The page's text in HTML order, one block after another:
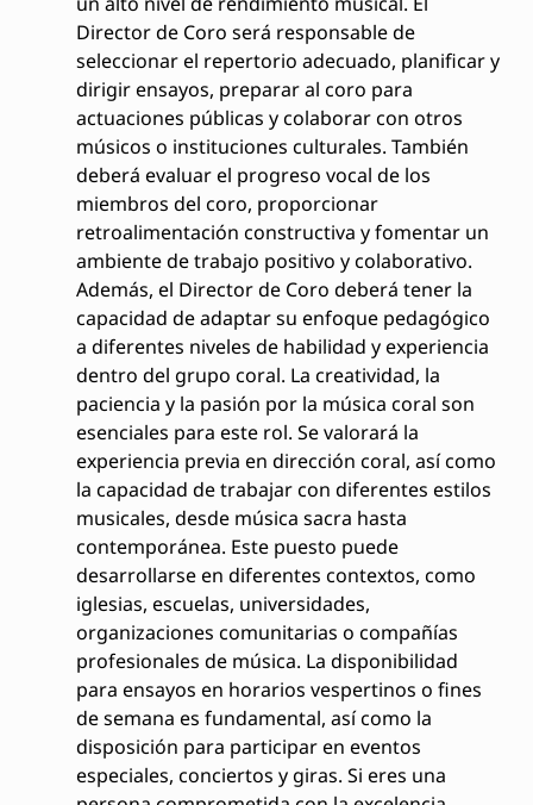
Director de Coro será responsable de
seleccionar el repertorio adecuado, planificar y
dirigir ensayos, preparar al coro para
actuaciones públicas y colaborar con otros
músicos o instituciones culturales. También
deberá evaluar el progreso vocal de los
miembros del coro, proporcionar
retroalimentación constructiva y fomentar un
ambiente de trabajo positivo y colaborativo.
Además, el Director de Coro deberá tener la
capacidad de adaptar su enfoque pedagógico
a diferentes niveles de habilidad y experiencia
dentro del grupo coral. La creatividad, la
paciencia y la pasión por la música coral son
esenciales para este rol. Se valorará la
experiencia previa en dirección coral, así como
la capacidad de trabajar con diferentes estilos
musicales, desde música sacra hasta
contemporánea. Este puesto puede
desarrollarse en diferentes contextos, como
iglesias, escuelas, universidades,
organizaciones comunitarias o compañías
profesionales de música. La disponibilidad
para ensayos en horarios vespertinos o fines
de semana es fundamental, así como la
disposición para participar en eventos
especiales, conciertos y giras. Si eres una